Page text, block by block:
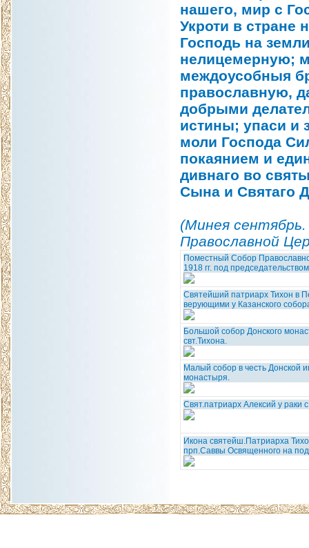
нашего, мир с
Укроти в стране
Господь на
нелицемерную;
междоусобныя
православную,
добрыми
истины; упаси и
моли Господа
покаянием и
дивнаго во
Сына и Святаго
(Минея
Православной
Поместный Собор
1918 гг. под
Святейший патриарх Тихон в
верующими у Казанского
Большой собор Донского
свт.Тихона.
Малый собор в честь Донской
монастыря.
Свят.патриарх Алексий у раки
Икона святейш.Патриарха
прп.Саввы Освященного на